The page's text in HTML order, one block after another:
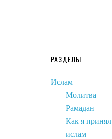
РАЗДЕЛЫ
Ислам
Молитва
Рамадан
Как я принял
ислам